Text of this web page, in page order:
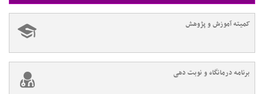
کمیته آموزش و پژوهش
برنامه درمانگاه و نوبت دهی